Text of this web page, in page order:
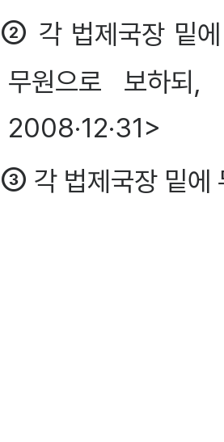
② 각 법제국장 밑
무원으로 보하되
2008·12·31>
③ 각 법제국장 밑에